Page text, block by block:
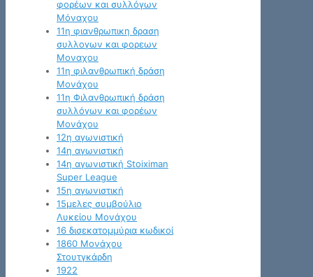
φορέων και συλλόγων
Μόναχου
11η φιανθρωπικη δραση
συλλογων και φορεων
Μοναχου
11η φιλανθρωπική δράση
Μονάχου
11η Φιλανθρωπική δράση
συλλόγων και φορέων
Μονάχου
12η αγωνιστική
14η αγωνιστική
14η αγωνιστική Stoiximan
Super League
15η αγωνιστική
15μελες συμβούλιο
Λυκείου Μονάχου
16 δισεκατομμύρια κωδικοί
1860 Μονάχου
Στουτγκάρδη
1922